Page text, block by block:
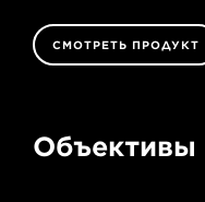
СМОТРЕТЬ ПРОДУКТ
Объективы